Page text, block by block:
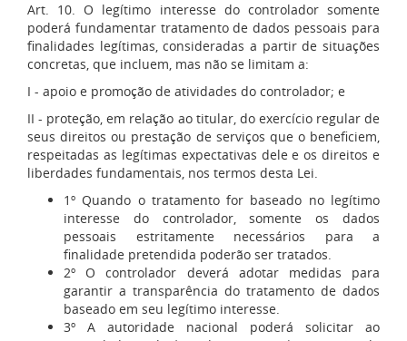
Art. 10. O legítimo interesse do controlador somente
poderá fundamentar tratamento de dados pessoais para
finalidades legítimas, consideradas a partir de situações
concretas, que incluem, mas não se limitam a:
I - apoio e promoção de atividades do controlador; e
II - proteção, em relação ao titular, do exercício regular de
seus direitos ou prestação de serviços que o beneficiem,
respeitadas as legítimas expectativas dele e os direitos e
liberdades fundamentais, nos termos desta Lei.
1º Quando o tratamento for baseado no legítimo
interesse do controlador, somente os dados
pessoais estritamente necessários para a
finalidade pretendida poderão ser tratados.
2º O controlador deverá adotar medidas para
garantir a transparência do tratamento de dados
baseado em seu legítimo interesse.
3º A autoridade nacional poderá solicitar ao